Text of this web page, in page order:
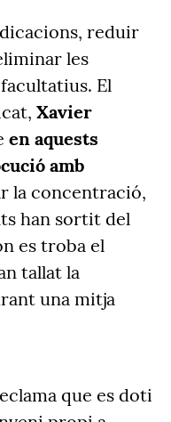
reduir
les
El
Xavier
en aquests
amb
la concentració,
han sortit del
es troba el
tallat la
una mitja
que es doti